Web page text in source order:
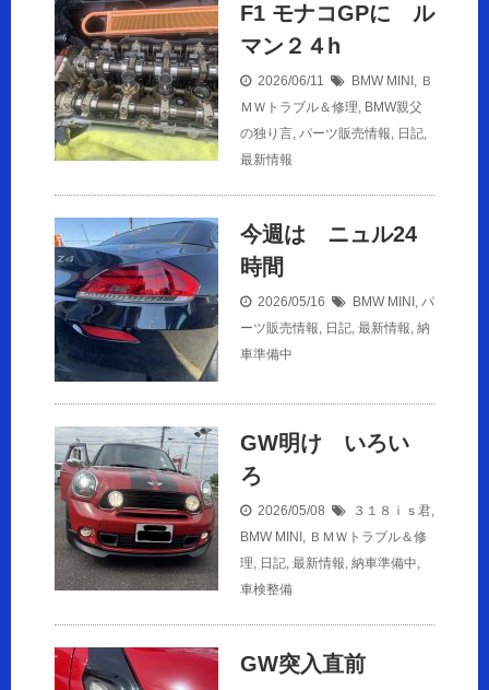
F1 モナコGPに ル
マン２４h
2026/06/11 BMW MINI , Ｂ
ＭＷトラブル＆修理, BMW親父
の独り言, パーツ販売情報, 日記,
最新情報
今週は ニュル24
時間
2026/05/16 BMW MINI , パ
ーツ販売情報, 日記, 最新情報, 納
車準備中
GW明け いろい
ろ
2026/05/08 ３１８ｉｓ君,
BMW MINI , ＢＭＷトラブル＆修
理, 日記, 最新情報, 納車準備中,
車検整備
GW突入直前